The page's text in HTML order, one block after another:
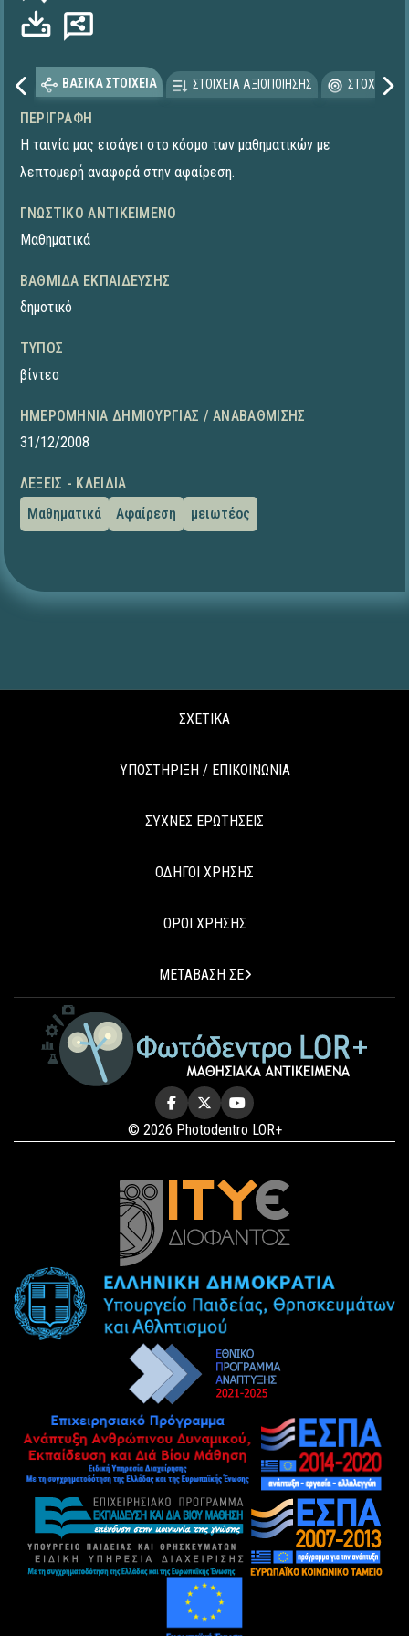
ΒΑΣΙΚΑ ΣΤΟΙΧΕΙΑ ΣΤΟΙΧΕΙΑ ΑΞΙΟΠΟΙΗΣΗΣ
ΠΕΡΙΓΡΑΦΉ
Η ταινία μας εισάγει στο κόσμο των μαθηματικών με
λεπτομερή αναφορά στην αφαίρεση.
ΓΝΩΣΤΙΚΌ ΑΝΤΙΚΕΊΜΕΝΟ
Μαθηματικά
ΒΑΘΜΊΔΑ ΕΚΠΑΊΔΕΥΣΗΣ
δημοτικό
ΤΎΠΟΣ
βίντεο
ΗΜΕΡΟΜΗΝΊΑ ΔΗΜΙΟΥΡΓΊΑΣ / ΑΝΑΒΆΘΜΙΣΗΣ
31/12/2008
ΛΈΞΕΙΣ - ΚΛΕΙΔΙΆ
Μαθηματικά
Αφαίρεση μειωτέος
ΣΧΕΤΙΚΑ
ΥΠΟΣΤΗΡΙΞΗ / ΕΠΙΚΟΙΝΩΝΙΑ
ΣΥΧΝΕΣ ΕΡΩΤΗΣΕΙΣ
ΟΔΗΓΟΙ ΧΡΗΣΗΣ
ΟΡΟΙ ΧΡΗΣΗΣ
ΜΕΤΑΒΑΣΗ ΣΕ
© 2026 Photodentro LOR+